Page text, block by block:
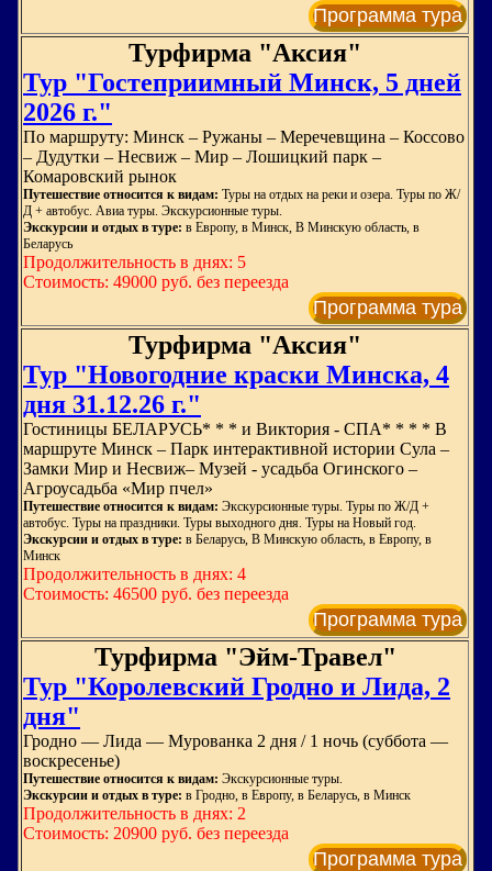
Программа тура
Турфирма "Аксия"
Тур "Гостеприимный Минск, 5 дней
2026 г."
По маршруту: Минск – Ружаны – Меречевщина – Коссово
– Дудутки – Несвиж – Мир – Лошицкий парк –
Комаровский рынок
Путешествие относится к видам: Туры на отдых на реки и озера. Туры по Ж/
Д + автобус. Авиа туры. Экскурсионные туры.
Экскурсии и отдых в туре: в Европу, в Минск, В Минскую область, в
Беларусь
Продолжительность в днях: 5
Стоимость: 49000 руб. без переезда
Программа тура
Турфирма "Аксия"
Тур "Новогодние краски Минска, 4
дня 31.12.26 г."
Гостиницы БЕЛАРУСЬ* * * и Виктория - СПА* * * * В
маршруте Минск – Парк интерактивной истории Сула –
Замки Мир и Несвиж– Музей - усадьба Огинского –
Агроусадьба «Мир пчел»
Путешествие относится к видам: Экскурсионные туры. Туры по Ж/Д +
автобус. Туры на праздники. Туры выходного дня. Туры на Новый год.
Экскурсии и отдых в туре: в Беларусь, В Минскую область, в Европу, в
Минск
Продолжительность в днях: 4
Стоимость: 46500 руб. без переезда
Программа тура
Турфирма "Эйм-Травел"
Тур "Королевский Гродно и Лида, 2
дня"
Гродно — Лида — Мурованка 2 дня / 1 ночь (суббота —
воскресенье)
Путешествие относится к видам: Экскурсионные туры.
Экскурсии и отдых в туре: в Гродно, в Европу, в Беларусь, в Минск
Продолжительность в днях: 2
Стоимость: 20900 руб. без переезда
Программа тура